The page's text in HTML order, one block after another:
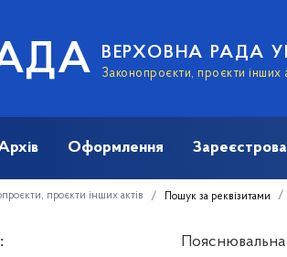
ВЕРХОВНА РАДА
Законопроєкти, проєкти інших
Оформлення
проєкти інших актів Пошук за реквізитами